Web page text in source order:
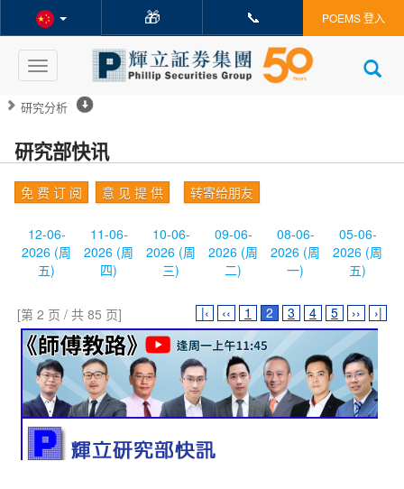
🎁 📞 POEMS 登入
Toggle
navigation
研究分析
研究部快讯
免 费 订 阅 意 见 提 供 转寄给朋友
12-06-
2026 (周
五)
11-06-
2026 (周
四)
10-06-
2026 (周
三)
09-06-
2026 (周
二)
08-06-
2026 (周
一)
05-06-
2026 (周
五)
[第 2 页 / 共 85 页] |‹ ‹‹ 1 2 3 4 5 ›› ›|